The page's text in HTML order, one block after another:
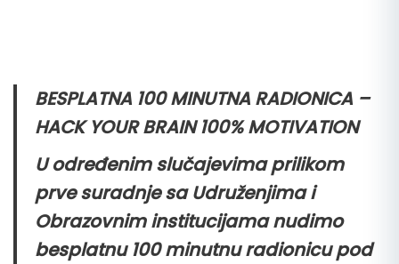
BESPLATNA 100 MINUTNA RADIONICA –
HACK YOUR BRAIN 100% MOTIVATION
U određenim slučajevima prilikom
prve suradnje sa Udruženjima i
Obrazovnim institucijama nudimo
besplatnu 100 minutnu radionicu pod